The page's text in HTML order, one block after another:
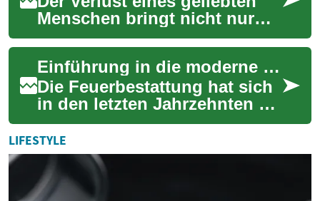
Menschen bringt nicht nur
emotionale
Herausforderungen, sondern
auch organisatorische Fra...Einführung in die moderne Bestattungskultur: Krematorium und Einäscherung
Die Feuerbestattung hat sich
in den letzten Jahrzehnten zu
einer der häufigsten
Bestattungsformen in
Deutschland entw...
LIFESTYLE